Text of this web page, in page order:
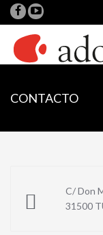
CONTACTO
C/ Don
31500